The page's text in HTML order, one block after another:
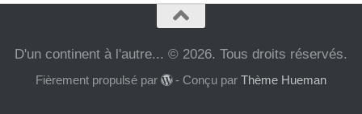
D'un continent à l'autre... © 2026. Tous droits réservés.
Fièrement propulsé par - Conçu parThème Hueman